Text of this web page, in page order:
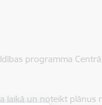
programma
laikā un noteikt plānus